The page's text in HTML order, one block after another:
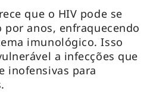
que o HIV pode se
anos, enfraquecendo
imunológico. Isso
a infecções que
inofensivas para